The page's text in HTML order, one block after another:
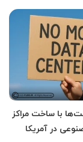
با ساخت مراکز
در آمریکا